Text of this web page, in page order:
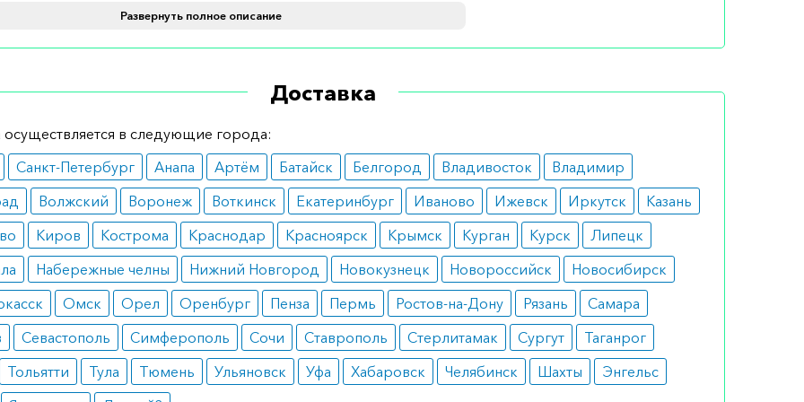
преимущественно с мочой.
и дозировка
гипертензии – 100 мг/сутки. При
– до 400 мг/сутки. При гипокалиемии – 25–100 мг/
допустимая доза – 400 мг/сутки.
артериальная гипертензия;
Конна;
синдром.
Развернуть полное описание
Доставка
осуществляется в следующие города:
Санкт-Петербург Анапа Артём Батайск Белгород Владивосток
Владимир
Волжский Воронеж Воткинск Екатеринбург Иваново Ижевск Иркутск
Казань
Киров Кострома Краснодар Красноярск Крымск Курган Курск
Липецк
Набережные челны Нижний Новгород Новокузнецк Новороссийск
Новосибирск
Омск Орел Оренбург Пенза Пермь Ростов-на-Дону Рязань
Самара
Севастополь Симферополь Сочи Ставрополь Стерлитамак Сургут
Таганрог
Тольятти Тула Тюмень Ульяновск Уфа Хабаровск Челябинск Шахты
Энгельс